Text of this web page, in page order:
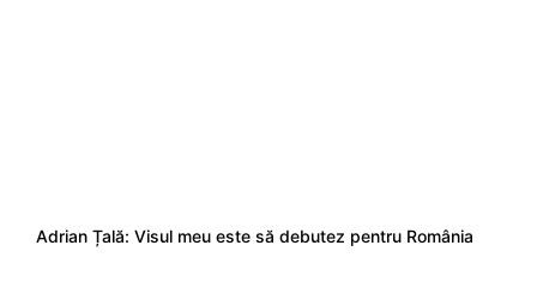
Adrian Țală: Visul meu este să debutez pentru România